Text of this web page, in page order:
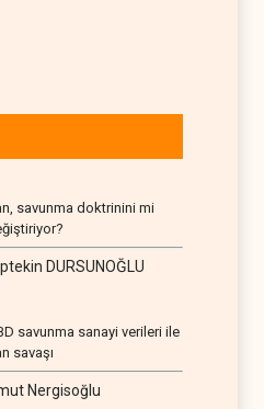
savunma doktrinini mi
DURSUNOĞLU
savunma sanayi verileri ile
savaşı
Nergisoğlu